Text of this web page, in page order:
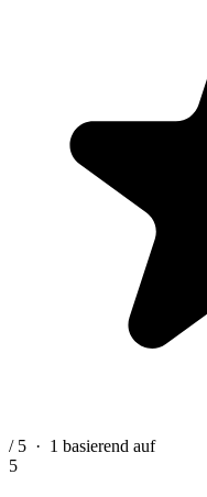
/ 5 · 1 basierend auf
5